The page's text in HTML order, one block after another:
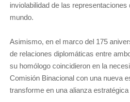
inviolabilidad de las
mundo.
Asimismo, en el marco del 175
de relaciones diplomáticas entre
su homólogo coincidieron en la
Comisión Binacional con una nueva
transforme en una alianza estratégica